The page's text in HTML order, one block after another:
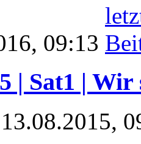
09:13
| Sat1 |